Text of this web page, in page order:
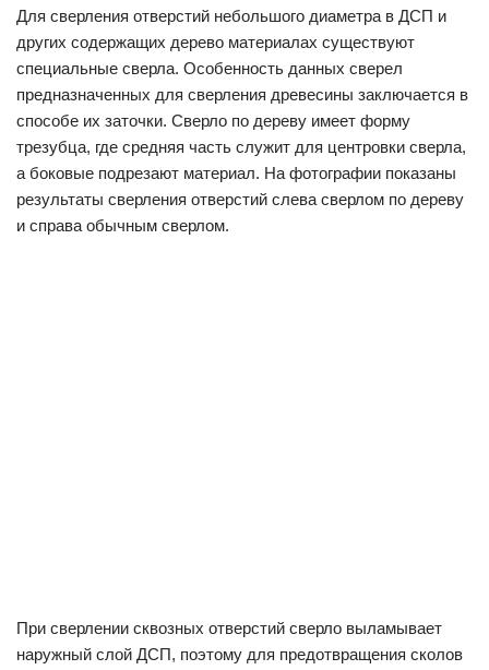
Для сверления отверстий небольшого диаметра в ДСП и
других содержащих дерево материалах существуют
специальные сверла. Особенность данных сверел
предназначенных для сверления древесины заключается в
способе их заточки. Сверло по дереву имеет форму
трезубца, где средняя часть служит для центровки сверла,
а боковые подрезают материал. На фотографии показаны
результаты сверления отверстий слева сверлом по дереву
и справа обычным сверлом.
При сверлении сквозных отверстий сверло выламывает
наружный слой ДСП, поэтому для предотвращения сколов